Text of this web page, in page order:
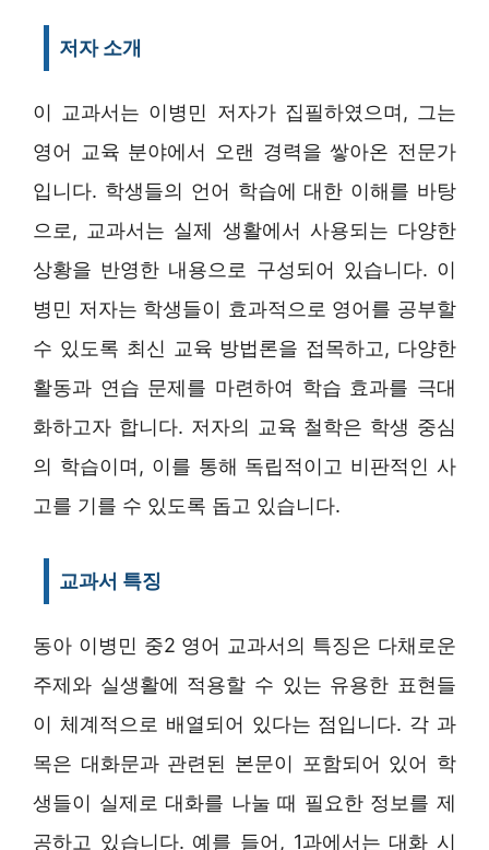
저자 소개
이 교과서는 이병민 저자가 집필하였으며, 그는
영어 교육 분야에서 오랜 경력을 쌓아온 전문가
입니다. 학생들의 언어 학습에 대한 이해를 바탕
으로, 교과서는 실제 생활에서 사용되는 다양한
상황을 반영한 내용으로 구성되어 있습니다. 이
병민 저자는 학생들이 효과적으로 영어를 공부할
수 있도록 최신 교육 방법론을 접목하고, 다양한
활동과 연습 문제를 마련하여 학습 효과를 극대
화하고자 합니다. 저자의 교육 철학은 학생 중심
의 학습이며, 이를 통해 독립적이고 비판적인 사
고를 기를 수 있도록 돕고 있습니다.
교과서 특징
동아 이병민 중2 영어 교과서의 특징은 다채로운
주제와 실생활에 적용할 수 있는 유용한 표현들
이 체계적으로 배열되어 있다는 점입니다. 각 과
목은 대화문과 관련된 본문이 포함되어 있어 학
생들이 실제로 대화를 나눌 때 필요한 정보를 제
공하고 있습니다. 예를 들어, 1과에서는 대화 시